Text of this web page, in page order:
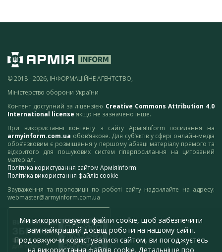
© 2018 - 2026, ІНФОРМАЦІЙНЕ АГЕНТСТВО,
Міністерство оборони України
Контент доступний за ліцензією Creative Commons Attribution 4.0
International license якщо не зазначено інше.
При використанні контенту з сайту АрміяInform посилання на
armyinform.com.ua обов’язкове. Для суб’єктів у сфері онлайн-медіа
обов’язковим є розміщення у першому абзаці матеріалу прямого та
відкритого для пошукових систем гіперпосилання на цитований
матеріал.
Політика користування сайтом АрміяInform
Політика використання файлів cookie
Зауваження та пропозиції по роботі сайту надсилайте на адресу:
webmaster@armyinform.com.ua
Ми використовуємо файли cookie, щоб забезпечити
вам найкращий досвід роботи на нашому сайті.
Продовжуючи користуватися сайтом, ви погоджуєтесь
на використання файлів cookie. Детальніше про